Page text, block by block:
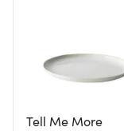
Tell Me More